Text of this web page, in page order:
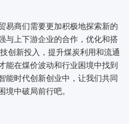
易商们需要更加积极地探索新的
与上下游企业的合作，优化和搭
创新投入，提升煤炭利用和流通
能在煤价波动和行业困境中找到
能时代创新创业中，让我们共同
境中破局前行吧。